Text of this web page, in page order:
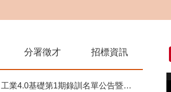
分署徵才 招標資訊
礎第1期錄訓名單公告暨新生報到通知單